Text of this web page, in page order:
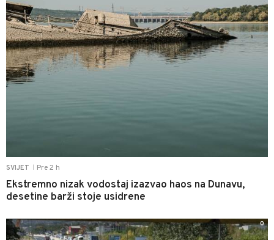
SVIJET Pre 2 h
Ekstremno nizak vodostaj izazvao haos na Dunavu,
desetine barži stoje usidrene
0